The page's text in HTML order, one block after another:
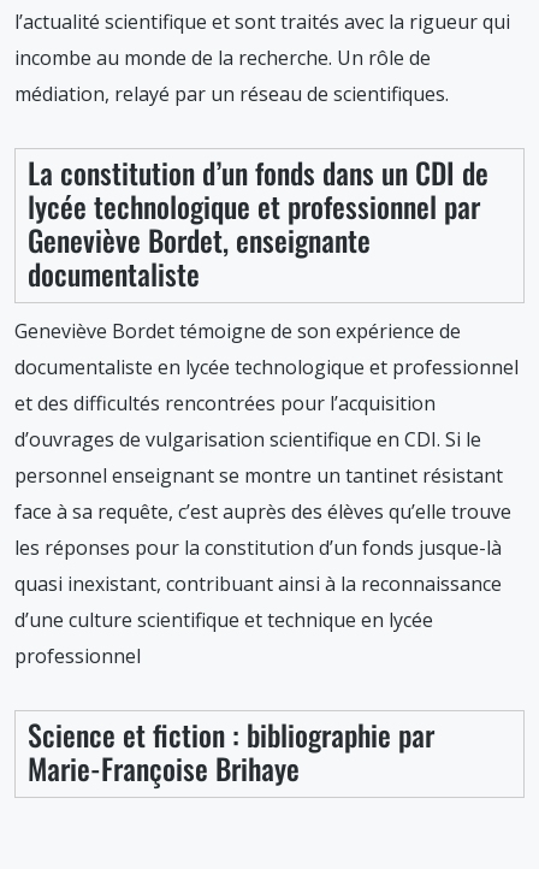
l’actualité scientifique et sont traités avec la rigueur qui
incombe au monde de la recherche. Un rôle de
médiation, relayé par un réseau de scientifiques.
La constitution d’un fonds dans un CDI de
lycée technologique et professionnel par
Geneviève Bordet, enseignante
documentaliste
Geneviève Bordet témoigne de son expérience de
documentaliste en lycée technologique et professionnel
et des difficultés rencontrées pour l’acquisition
d’ouvrages de vulgarisation scientifique en CDI. Si le
personnel enseignant se montre un tantinet résistant
face à sa requête, c’est auprès des élèves qu’elle trouve
les réponses pour la constitution d’un fonds jusque-là
quasi inexistant, contribuant ainsi à la reconnaissance
d’une culture scientifique et technique en lycée
professionnel
Science et fiction : bibliographie par
Marie-Françoise Brihaye